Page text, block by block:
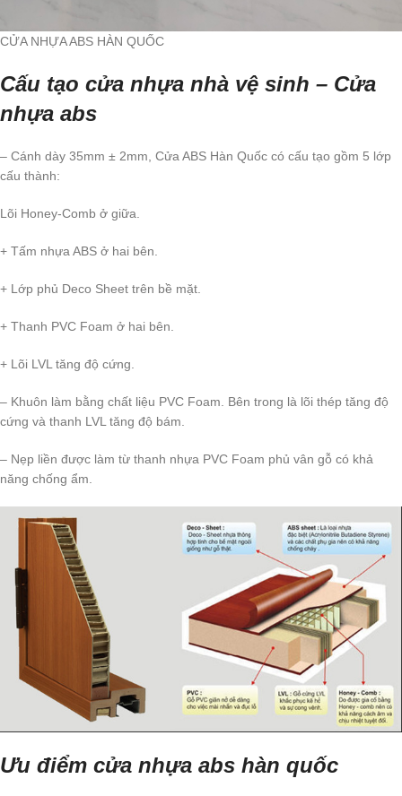
CỬA NHỰA ABS HÀN QUỐC
Cấu tạo cửa nhựa nhà vệ sinh – Cửa
nhựa abs
– Cánh dày 35mm ± 2mm, Cửa ABS Hàn Quốc có cấu tạo gồm 5 lớp
cấu thành:
Lõi Honey-Comb ở giữa.
+ Tấm nhựa ABS ở hai bên.
+ Lớp phủ Deco Sheet trên bề mặt.
+ Thanh PVC Foam ở hai bên.
+ Lõi LVL tăng độ cứng.
– Khuôn làm bằng chất liệu PVC Foam. Bên trong là lõi thép tăng độ
cứng và thanh LVL tăng độ bám.
– Nẹp liền được làm từ thanh nhựa PVC Foam phủ vân gỗ có khả
năng chống ẩm.
Ưu điểm cửa nhựa abs hàn quốc